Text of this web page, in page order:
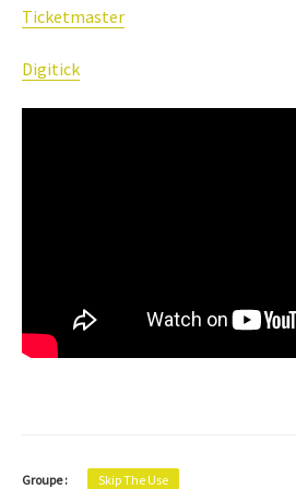
Ticketmaster
Digitick
Groupe : Skip The Use